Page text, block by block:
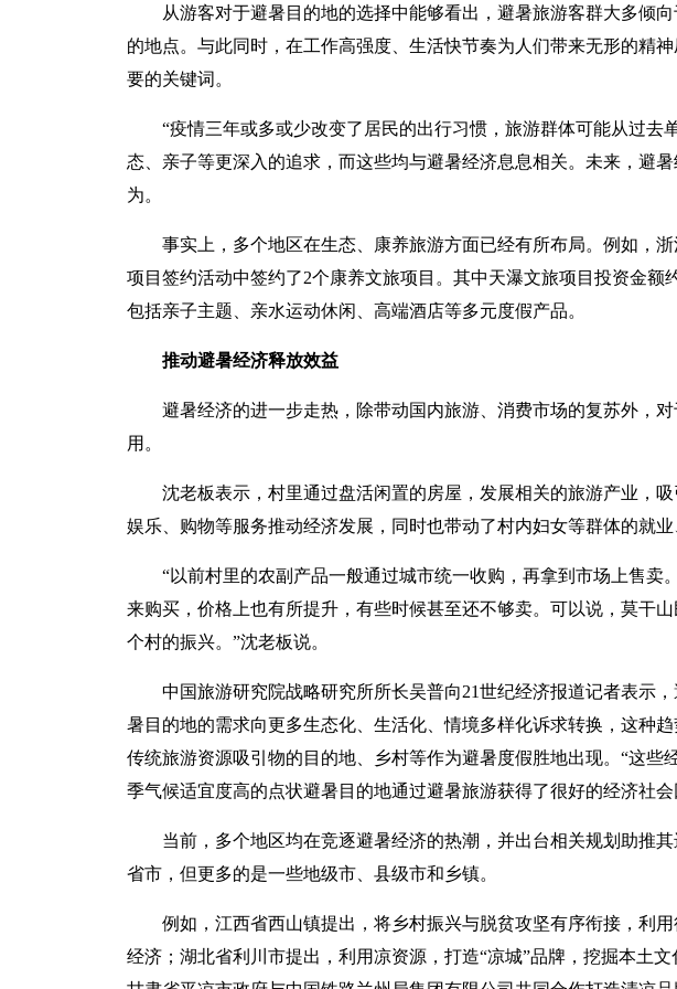
从游客对于避暑目的地的选择中能够看出，避暑旅游客群大多倾
的地点。与此同时，在工作高强度、生活快节奏为人们带来无形的精
要的关键词。
“疫情三年或多或少改变了居民的出行习惯，旅游群体可能从过去
态、亲子等更深入的追求，而这些均与避暑经济息息相关。未来，避
为。
事实上，多个地区在生态、康养旅游方面已经有所布局。例如，
项目签约活动中签约了2个康养文旅项目。其中天瀑文旅项目投资金额
包括亲子主题、亲水运动休闲、高端酒店等多元度假产品。
推动避暑经济释放效益
避暑经济的进一步走热，除带动国内旅游、消费市场的复苏外，
用。
沈老板表示，村里通过盘活闲置的房屋，发展相关的旅游产业，
娱乐、购物等服务推动经济发展，同时也带动了村内妇女等群体的就业
“以前村里的农副产品一般通过城市统一收购，再拿到市场上售卖
来购买，价格上也有所提升，有些时候甚至还不够卖。可以说，莫干
个村的振兴。”沈老板说。
中国旅游研究院战略研究所所长吴普向21世纪经济报道记者表示
暑目的地的需求向更多生态化、生活化、情境多样化诉求转换，这种
传统旅游资源吸引物的目的地、乡村等作为避暑度假胜地出现。“这些
季气候适宜度高的点状避暑目的地通过避暑旅游获得了很好的经济社会
当前，多个地区均在竞逐避暑经济的热潮，并出台相关规划助推
省市，但更多的是一些地级市、县级市和乡镇。
例如，江西省西山镇提出，将乡村振兴与脱贫攻坚有序衔接，利
经济；湖北省利川市提出，利用凉资源，打造“凉城”品牌，挖掘本土